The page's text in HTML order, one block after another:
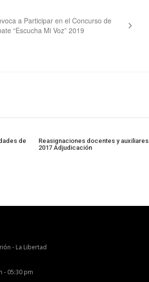
a Participar en el Concurso de
“Escucha Mi Voz” 2019
de
Reasignaciones docentes y auxiliares
2017 Adjudicación
- La Libertad
- 05:30 pm